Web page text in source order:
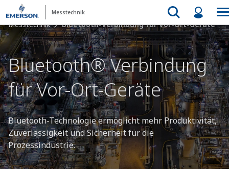
Messtechnik
Messtechnik Bluetooth-Verbindung für Vor-Ort-Geräte
Bluetooth® Verbindung
für Vor-Ort-Geräte
Bluetooth-Technologie ermöglicht mehr Produktivität,
Zuverlässigkeit und Sicherheit für die
Prozessindustrie.